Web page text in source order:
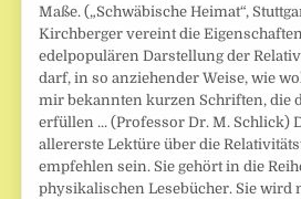
Maße. („Schwäbische Heimat“,
Kirchberger vereint die
edelpopulären Darstellung der
darf, in so anziehender Weise, wie
mir bekannten kurzen Schriften, die
erfüllen ... (Professor Dr. M. Schlick)
allererste Lektüre über die
empfehlen sein. Sie gehört in die
physikalischen Lesebücher. Sie wird